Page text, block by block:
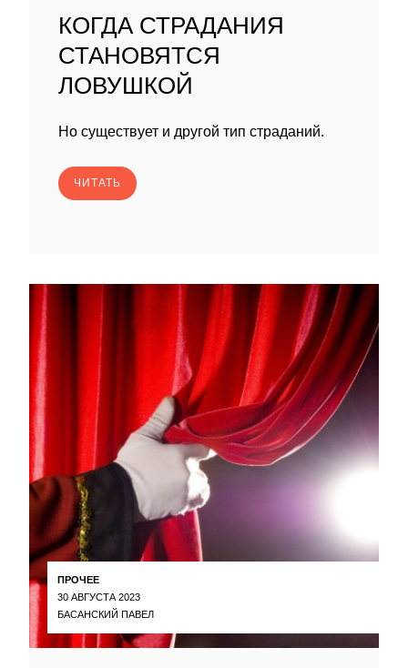
КОГДА СТРАДАНИЯ
СТАНОВЯТСЯ
ЛОВУШКОЙ
Но существует и другой тип страданий.
ЧИТАТЬ
ПРОЧЕЕ
30 АВГУСТА 2023
БАСАНСКИЙ ПАВЕЛ